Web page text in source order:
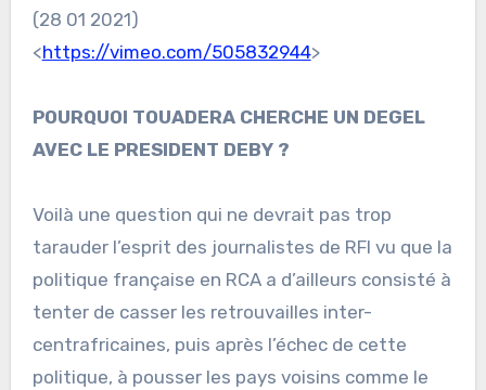
(28 01 2021)
<https://vimeo.com/505832944>
POURQUOI TOUADERA CHERCHE UN DEGEL
AVEC LE PRESIDENT DEBY ?
Voilà une question qui ne devrait pas trop
tarauder l’esprit des journalistes de RFI vu que la
politique française en RCA a d’ailleurs consisté à
tenter de casser les retrouvailles inter-
centrafricaines, puis après l’échec de cette
politique, à pousser les pays voisins comme le